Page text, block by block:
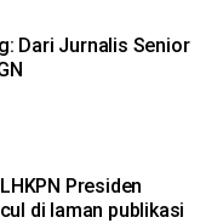
Dari Jurnalis Senior
Presiden
di laman publikasi